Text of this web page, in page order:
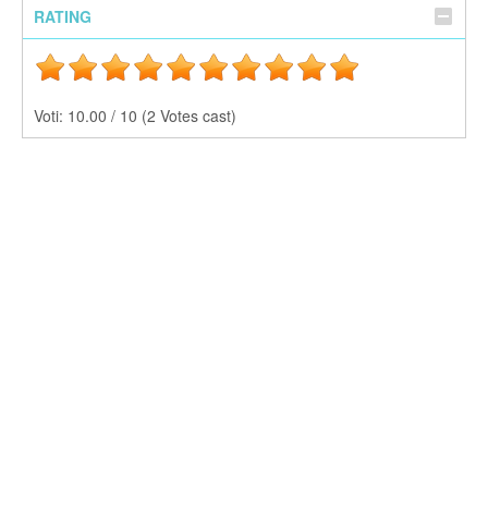
RATING
Voti: 10.00 / 10 (2 Votes cast)